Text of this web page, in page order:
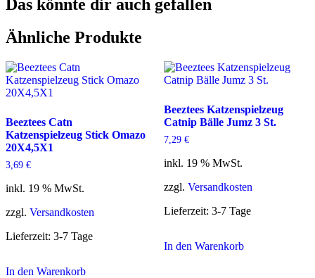
Das könnte dir auch gefallen
Ähnliche Produkte
Beeztees Catn
Katzenspielzeug Stick Omazo
20X4,5X1
3,69 €
inkl. 19 % MwSt.
zzgl. Versandkosten
Lieferzeit: 3-7 Tage
In den Warenkorb
Beeztees Katzenspielzeug
Catnip Bälle Jumz 3 St.
7,29 €
inkl. 19 % MwSt.
zzgl. Versandkosten
Lieferzeit: 3-7 Tage
In den Warenkorb